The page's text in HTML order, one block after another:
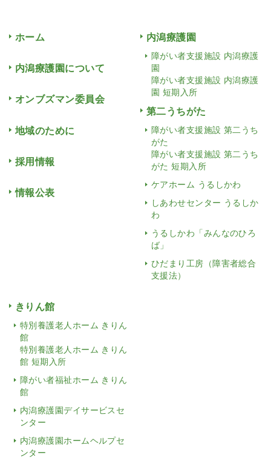
ホーム
内潟療護園について
オンブズマン委員会
地域のために
採用情報
情報公表
内潟療護園
障がい者支援施設 内潟療護
園
障がい者支援施設 内潟療護
園 短期入所
第二うちがた
障がい者支援施設 第二うち
がた
障がい者支援施設 第二うち
がた 短期入所
ケアホーム うるしかわ
しあわせセンター うるしか
わ
うるしかわ「みんなのひろ
ば」
ひだまり工房（障害者総合
支援法）
きりん館
特別養護老人ホーム きりん
館
特別養護老人ホーム きりん
館 短期入所
障がい者福祉ホーム きりん
館
内潟療護園デイサービスセ
ンター
内潟療護園ホームヘルプセ
ンター